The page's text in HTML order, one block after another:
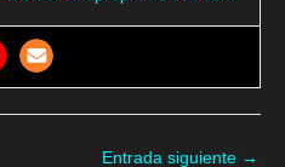
Entrada siguiente →